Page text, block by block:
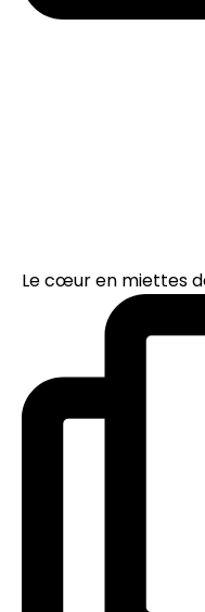
Le cœur en miettes